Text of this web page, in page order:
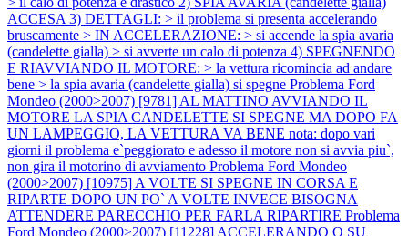
ACCESA 3) DETTAGLI: > il problema si presenta accelerando
bruscamente > IN ACCELERAZIONE: > si accende la spia avaria
(candelette gialla) > si avverte un calo di potenza 4) SPEGNENDO
E RIAVVIANDO IL MOTORE: > la vettura ricomincia ad andare
bene > la spia avaria (candelette gialla) si spegne Problema Ford
Mondeo (2000>2007) [9781] AL MATTINO AVVIANDO IL
MOTORE LA SPIA CANDELETTE SI SPEGNE MA DOPO FA
UN LAMPEGGIO, LA VETTURA VA BENE nota: dopo vari
giorni il problema e`peggiorato e adesso il motore non si avvia piu`,
non gira il motorino di avviamento Problema Ford Mondeo
(2000>2007) [10975] A VOLTE SI SPEGNE IN CORSA E
RIPARTE DOPO UN PO` A VOLTE INVECE BISOGNA
ATTENDERE PARECCHIO PER FARLA RIPARTIRE Problema
Ford Mondeo (2000>2007) [11228] ACCELERANDO O SU